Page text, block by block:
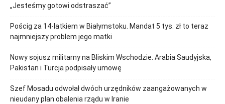
„Jesteśmy gotowi odstraszać”
Pościg za 14-latkiem w Białymstoku. Mandat 5 tys. zł to teraz
najmniejszy problem jego matki
Nowy sojusz militarny na Bliskim Wschodzie. Arabia Saudyjska,
Pakistan i Turcja podpisały umowę
Szef Mosadu odwołał dwóch urzędników zaangażowanych w
nieudany plan obalenia rządu w Iranie